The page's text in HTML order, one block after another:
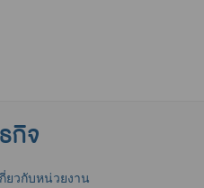
กิจ
ยวกับหน่วยงาน